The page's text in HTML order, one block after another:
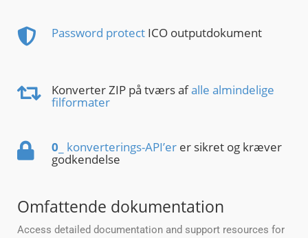
Password protect ICO outputdokument
Konverter ZIP på tværs afalle almindelige
filformater
0 _ konverterings-API’er er sikret og kræver
godkendelse
Omfattende dokumentation
Access detailed documentation and support resources for